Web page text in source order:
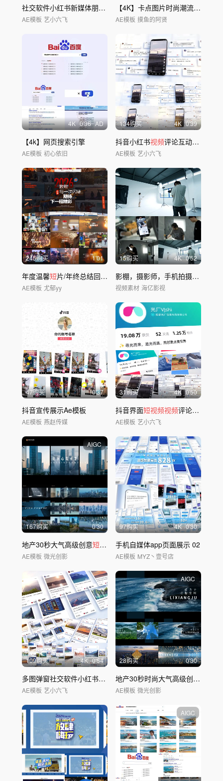
社交软件小红书新媒体朋友圈点赞多图弹窗
AE模板 艺小六飞
【4K】卡点图片时尚潮流分屏活动快闪
AE模板 摸鱼的阿贤
4K 0'36 AD
【4k】网页搜索引擎
AE模板 初心依旧
134购买 4K 0'39
抖音小红书视频评论互动留言抖音评论区展示
AE模板 艺小六飞
245购买 1'01
年度温馨短片/年终总结回顾/混剪开场
AE模板 尤郁yy
15购买 4K 0'52
影棚，摄影师，手机拍摄，微单，
视频素材 海亿影视
47购买 0'37
抖音宣传展示Ae模板
AE模板 燕赵传媒
31购买 4K 0'50
抖音界面短视频视频评论互动展示
AE模板 艺小六飞
AIGC
167购买 0'30
地产30秒大气高级创意短视频 广告
AE模板 微光创影
97购买 4K 0'30
手机自媒体app页面展示 02
AE模板 MYZ丶壹号店
109购买 4K 0'54
多图弹窗社交软件小红书新媒体朋友圈点赞
AE模板 艺小六飞
AIGC
28购买 0'30
地产30秒时尚大气高级创意概念
AE模板 微光创影
AIGC